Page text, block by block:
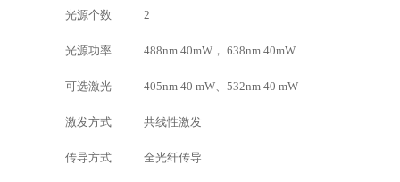
光源个数 2
光源功率 488nm 40mW， 638nm 40mW
可选激光 405nm 40 mW、532nm 40 mW
激发方式 共线性激发
传导方式 全光纤传导